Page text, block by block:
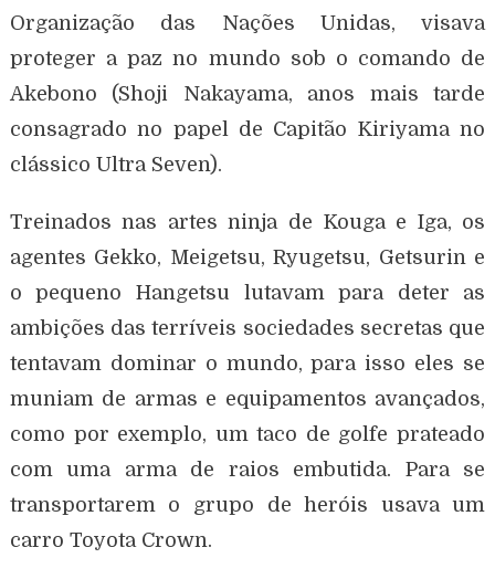
Organização das Nações Unidas, visava
proteger a paz no mundo sob o comando de
Akebono (Shoji Nakayama, anos mais tarde
consagrado no papel de Capitão Kiriyama no
clássico Ultra Seven).
Treinados nas artes ninja de Kouga e Iga, os
agentes Gekko, Meigetsu, Ryugetsu, Getsurin e
o pequeno Hangetsu lutavam para deter as
ambições das terríveis sociedades secretas que
tentavam dominar o mundo, para isso eles se
muniam de armas e equipamentos avançados,
como por exemplo, um taco de golfe prateado
com uma arma de raios embutida. Para se
transportarem o grupo de heróis usava um
carro Toyota Crown.